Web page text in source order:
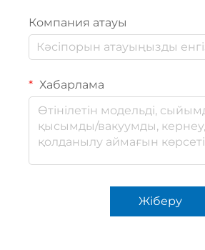
Компания атауы
Хабарлама
Жіберу